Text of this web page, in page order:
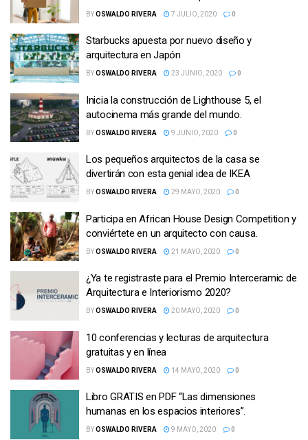
BYOSWALDO RIVERA 7 JULIO, 2020 0
Starbucks apuesta por nuevo diseño y
arquitectura en Japón
BYOSWALDO RIVERA 23 JUNIO, 2020 0
Inicia la construcción de Lighthouse 5, el
autocinema más grande del mundo.
BYOSWALDO RIVERA 9 JUNIO, 2020 0
Los pequeños arquitectos de la casa se
divertirán con esta genial idea de IKEA
BYOSWALDO RIVERA 29 MAYO, 2020 0
Participa en African House Design Competition y
conviértete en un arquitecto con causa.
BYOSWALDO RIVERA 21 MAYO, 2020 0
¿Ya te registraste para el Premio Interceramic de
Arquitectura e Interiorismo 2020?
BYOSWALDO RIVERA 20 MAYO, 2020 0
10 conferencias y lecturas de arquitectura
gratuitas y en línea
BYOSWALDO RIVERA 14 MAYO, 2020 0
Libro GRATIS en PDF “Las dimensiones
humanas en los espacios interiores”.
BYOSWALDO RIVERA 9 MAYO, 2020 0